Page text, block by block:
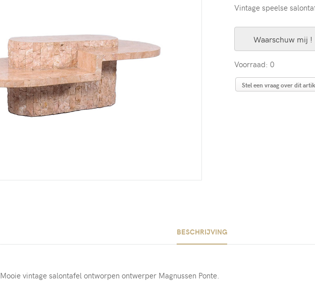
Vintage speelse
Waarschuw mij !
Voorraad: 0
Stel een vraag over dit
BESCHRIJVING
Mooie vintage salontafel ontworpen ontwerper Magnussen Ponte.